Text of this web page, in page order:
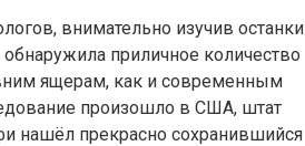
внимательно изучив останки
приличное количество
ящерам, как и современным
произошло в США, штат
нашёл прекрасно сохранившийся